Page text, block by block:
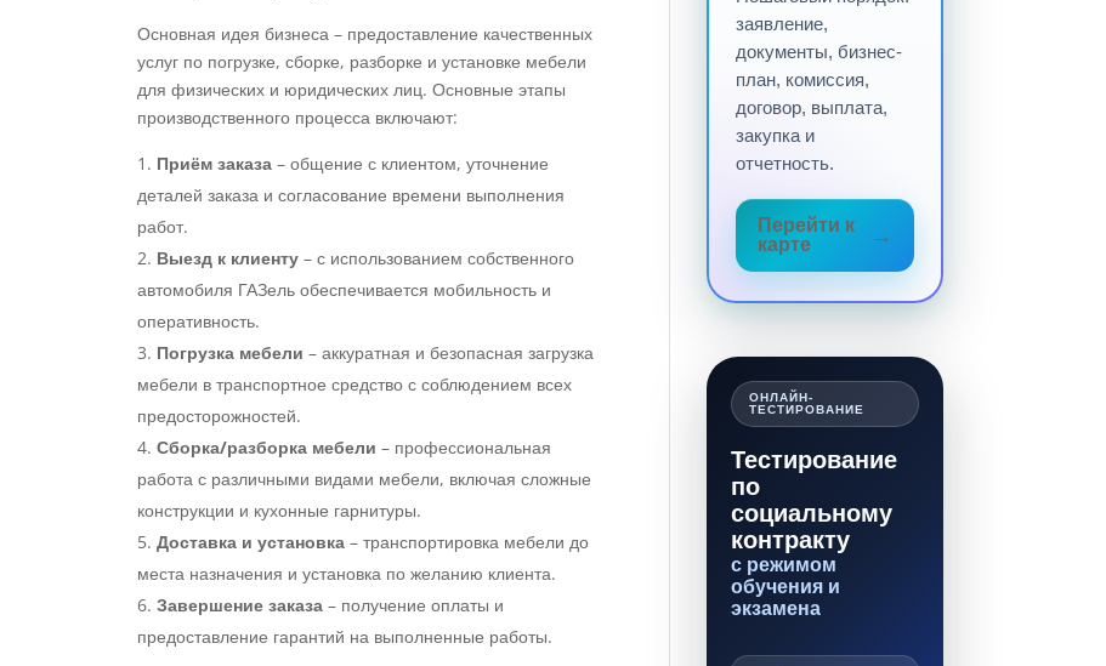
Основная идея бизнеса – предоставление качественных
услуг по погрузке, сборке, разборке и установке мебели
для физических и юридических лиц. Основные этапы
производственного процесса включают:
Приём заказа – общение с клиентом, уточнение
деталей заказа и согласование времени выполнения
работ.
Выезд к клиенту – с использованием собственного
автомобиля ГАЗель обеспечивается мобильность и
оперативность.
Погрузка мебели – аккуратная и безопасная загрузка
мебели в транспортное средство с соблюдением всех
предосторожностей.
Сборка/разборка мебели – профессиональная
работа с различными видами мебели, включая сложные
конструкции и кухонные гарнитуры.
Доставка и установка – транспортировка мебели до
места назначения и установка по желанию клиента.
Завершение заказа – получение оплаты и
предоставление гарантий на выполненные работы.
заявление,
документы, бизнес-
план, комиссия,
договор, выплата,
закупка и
отчетность.
Перейти к
карте
ОНЛАЙН-
ТЕСТИРОВАНИЕ
Тестирование
по
социальному
контракту
с режимом
обучения и
экзамена